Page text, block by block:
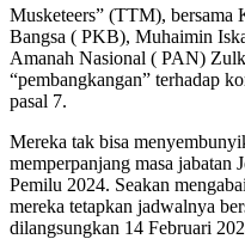
Musketeers” (TTM), bersama
Bangsa ( PKB), Muhaimin
Amanah Nasional ( PAN)
“pembangkangan” terhadap
pasal 7.
Mereka tak bisa
memperpanjang masa jabatan
Pemilu 2024. Seakan
mereka tetapkan jadwalnya
dilangsungkan 14 Februari